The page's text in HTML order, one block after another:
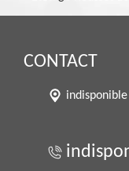
CONTACT
indisponible